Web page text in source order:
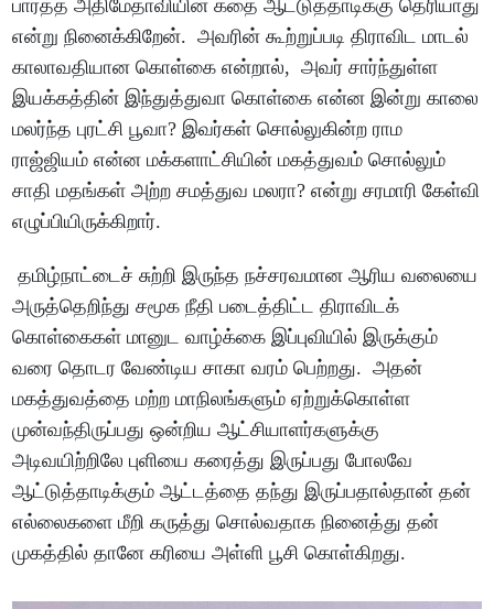
பார்த்த அதிமேதாவியின் கதை ஆட்டுத்தாடிக்கு தெரியாது
என்று நினைக்கிறேன். அவரின் கூற்றுப்படி திராவிட மாடல்
காலாவதியான கொள்கை என்றால், அவர் சார்ந்துள்ள
இயக்கத்தின் இந்துத்துவா கொள்கை என்ன இன்று காலை
மலர்ந்த புரட்சி பூவா? இவர்கள் சொல்லுகின்ற ராம
ராஜ்ஜியம் என்ன மக்களாட்சியின் மகத்துவம் சொல்லும்
சாதி மதங்கள் அற்ற சமத்துவ மலரா? என்று சரமாரி கேள்வி
எழுப்பியிருக்கிறார்.
தமிழ்நாட்டைச் சுற்றி இருந்த நச்சரவமான ஆரிய வலையை
அருத்தெறிந்து சமூக நீதி படைத்திட்ட திராவிடக்
கொள்கைகள் மானுட வாழ்க்கை இப்புவியில் இருக்கும்
வரை தொடர வேண்டிய சாகா வரம் பெற்றது. அதன்
மகத்துவத்தை மற்ற மாநிலங்களும் ஏற்றுக்கொள்ள
முன்வந்திருப்பது ஒன்றிய ஆட்சியாளர்களுக்கு
அடிவயிற்றிலே புளியை கரைத்து இருப்பது போலவே
ஆட்டுத்தாடிக்கும் ஆட்டத்தை தந்து இருப்பதால்தான் தன்
எல்லைகளை மீறி கருத்து சொல்வதாக நினைத்து தன்
முகத்தில் தானே கரியை அள்ளி பூசி கொள்கிறது.